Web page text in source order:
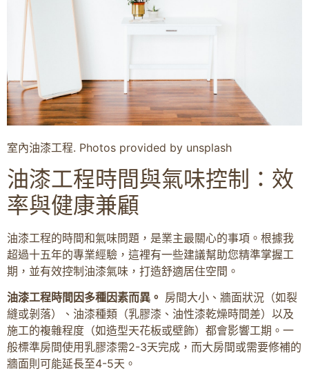
室內油漆工程. Photos provided by unsplash
油漆工程時間與氣味控制：效
率與健康兼顧
油漆工程的時間和氣味問題，是業主最關心的事項。根據我
超過十五年的專業經驗，這裡有一些建議幫助您精準掌握工
期，並有效控制油漆氣味，打造舒適居住空間。
油漆工程時間因多種因素而異。 房間大小、牆面狀況（如裂
縫或剝落）、油漆種類（乳膠漆、油性漆乾燥時間差）以及
施工的複雜程度（如造型天花板或壁飾）都會影響工期。一
般標準房間使用乳膠漆需2-3天完成，而大房間或需要修補的
牆面則可能延長至4-5天。